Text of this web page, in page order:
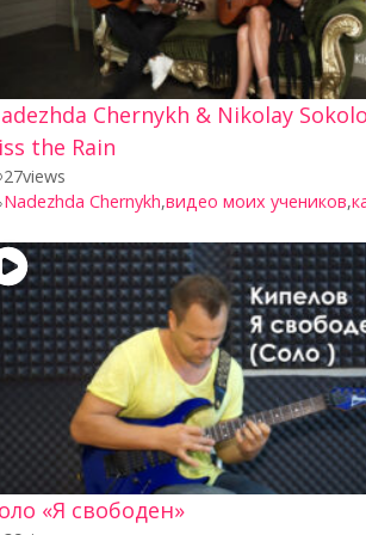
Chernykh & Nikolay
the Rain
27views
Nadezhda Chernykh,видео моих учеников,
«Я свободен»